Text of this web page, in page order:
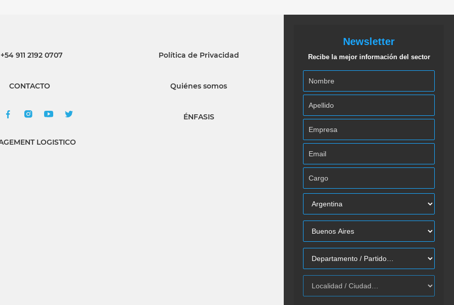
911 2192 0707
CONTACTO
LOGISTICO
Política de Privacidad
Quiénes somos
ÉNFASIS
Newsletter
Recibe la mejor información del sector